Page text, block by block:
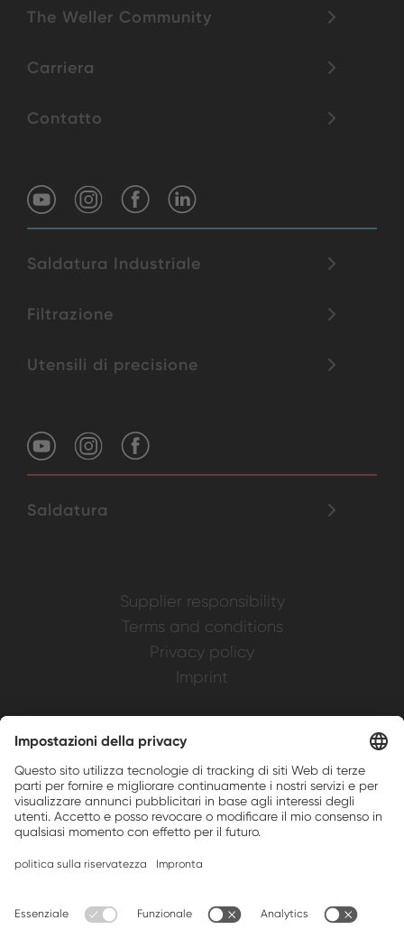
The Weller Community
Carriera
Contatto
Saldatura Industriale
Filtrazione
Utensili di precisione
Saldatura
Supplier responsibility
Terms and conditions
Privacy policy
Imprint
Brands, Inc.
Companion brands: